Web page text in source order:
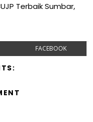
Terbaik Sumbar,
FACEBOOK